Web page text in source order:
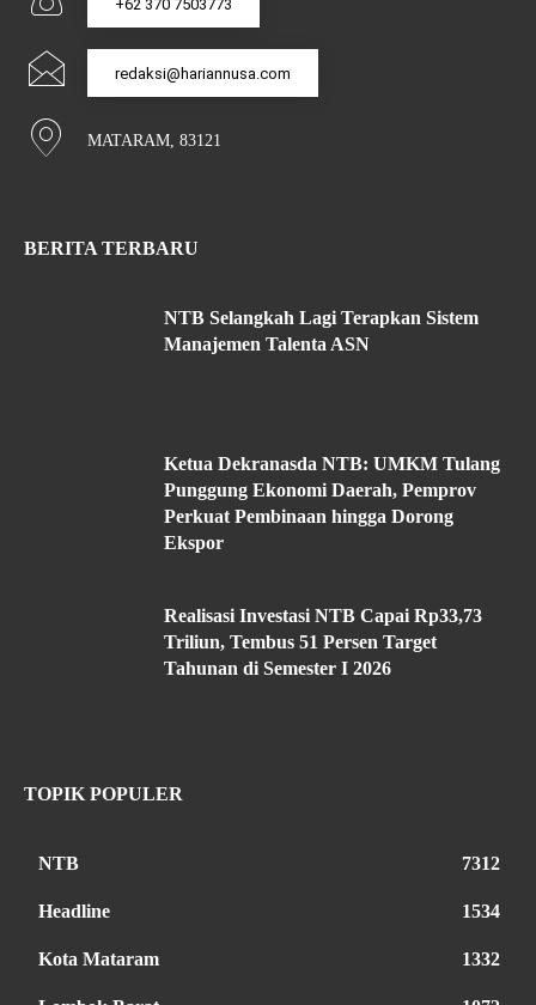
+62 370 7503773
redaksi@hariannusa.com
MATARAM, 83121
BERITA TERBARU
NTB Selangkah Lagi Terapkan Sistem
Manajemen Talenta ASN
Ketua Dekranasda NTB: UMKM Tulang
Punggung Ekonomi Daerah, Pemprov
Perkuat Pembinaan hingga Dorong
Ekspor
Realisasi Investasi NTB Capai Rp33,73
Triliun, Tembus 51 Persen Target
Tahunan di Semester I 2026
TOPIK POPULER
NTB 7312
Headline 1534
Kota Mataram 1332